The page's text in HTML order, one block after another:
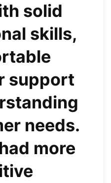
solid
skills,
support
needs.
more